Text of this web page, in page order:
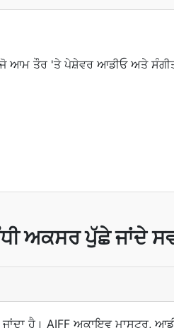
ਤੌਰ 'ਤੇ ਪੇਸ਼ੇਵਰ ਆਡੀਓ ਅਤੇ ਸੰਗੀਤ
ਅਕਸਰ ਪੁੱਛੇ ਜਾਂਦੇ
ਹੈ। AIFF ਅਕਾਇਵ ਮਾਸਟਰ,